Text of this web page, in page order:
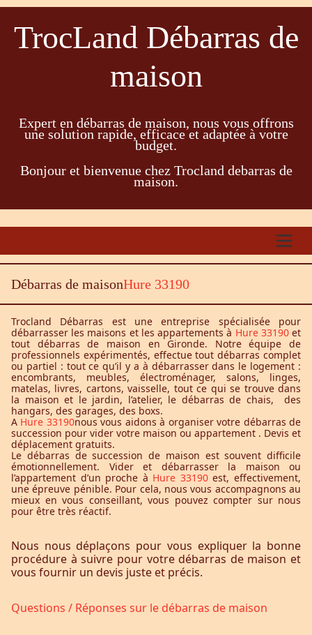
TrocLand Débarras de
maison
Expert en débarras de maison, nous vous offrons
une solution rapide, efficace et adaptée à votre
budget.
Bonjour et bienvenue chez Trocland debarras de
maison.
Débarras de maisonHure 33190
Trocland Débarras est une entreprise spécialisée pour
débarrasser les maisons et les appartements à Hure 33190et
tout débarras de maison en Gironde. Notre équipe de
professionnels expérimentés, effectue tout débarras complet
ou partiel : tout ce qu’il y a à débarrasser dans le logement :
encombrants, meubles, électroménager, salons, linges,
matelas, livres, cartons, vaisselle, tout ce qui se trouve dans
la maison et le jardin, l’atelier, le débarras de chais, des
hangars, des garages, des boxs.
A Hure 33190nous vous aidons à organiser votre débarras de
succession pour vider votre maison ou appartement . Devis et
déplacement gratuits.
Le débarras de succession de maison est souvent difficile
émotionnellement. Vider et débarrasser la maison ou
l’appartement d’un proche à Hure 33190est, effectivement,
une épreuve pénible. Pour cela, nous vous accompagnons au
mieux en vous conseillant, vous pouvez compter sur nous
pour être très réactif.
Nous nous déplaçons pour vous expliquer la bonne
procédure à suivre pour votre débarras de maison et
vous fournir un devis juste et précis.
Questions / Réponses sur le débarras de maison